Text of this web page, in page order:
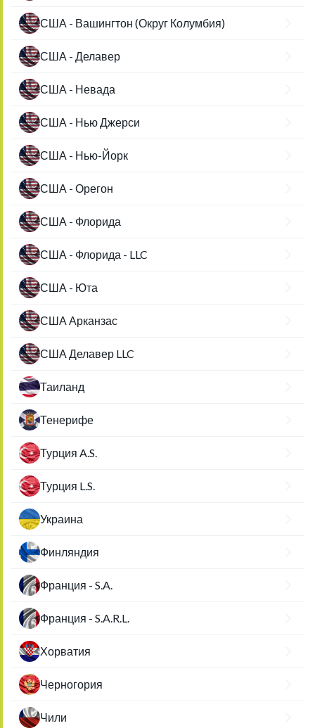
США - Вашингтон (Округ Колумбия)
США - Делавер
США - Невада
США - Нью Джерси
США - Нью-Йорк
США - Орегон
США - Флорида
США - Флорида - LLC
США - Юта
США Арканзас
США Делавер LLC
Таиланд
Тенерифе
Турция A.S.
Турция L.S.
Украина
Финляндия
Франция - S.A.
Франция - S.A.R.L.
Хорватия
Черногория
Чили